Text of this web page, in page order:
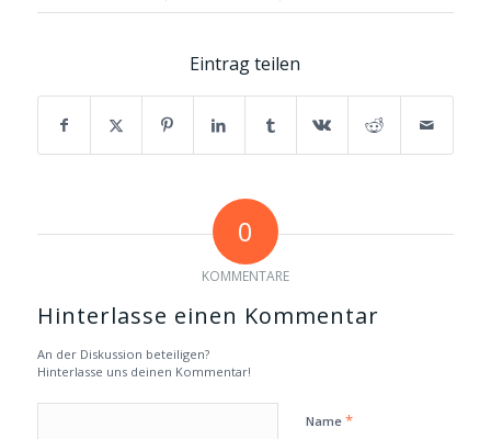
Eintrag teilen
0
KOMMENTARE
Hinterlasse einen Kommentar
An der Diskussion beteiligen?
Hinterlasse uns deinen Kommentar!
Name *